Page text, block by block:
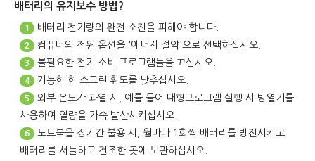
배터리의 유지보수 방법?
1 배터리 전기량의 완전 소진을 피해야 합니다.
2 컴퓨터의 전원 옵션을 '에너지 절약'으로 선택하십시오.
3 불필요한 전기 소비 프로그램들을 끄십시오.
4 가능한 한 스크린 휘도를 낮추십시오.
5
외부 온도가 과열 시, 예를 들어 대형프로그램 실행 시 방열기를
사용하여 열량을 가속 발산시키십시오.
6
노트북을 장기간 불용 시, 월마다 1회씩 배터리를 방전시키고
배터리를 서늘하고 건조한 곳에 보관하십시오.